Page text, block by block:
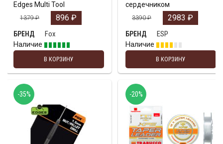
Edges Multi Tool
1379₽ 896 ₽
БРЕНД
Fox
Наличие
В КОРЗИНУ
сердечником
3390₽ 2983 ₽
БРЕНД
ESP
Наличие
В КОРЗИНУ
-35% -20%